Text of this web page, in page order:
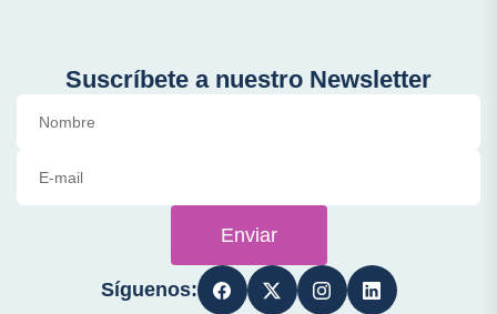
Suscríbete a nuestro Newsletter
Enviar
Síguenos: